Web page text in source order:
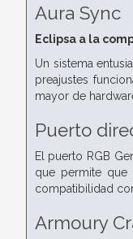
Aura Sync
Eclipsa a la
Un sistema
preajustes
mayor de
Puerto
El puerto RGB
que permite que
compatibilidad
Armoury